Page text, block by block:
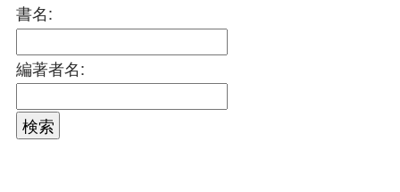
書名:
編著者名: